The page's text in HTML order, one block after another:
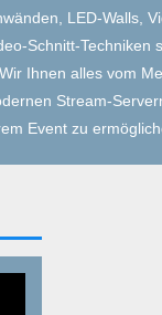
LED-Walls,
Schnitt-Techniken
Ihnen alles vom
Stream-
Event zu